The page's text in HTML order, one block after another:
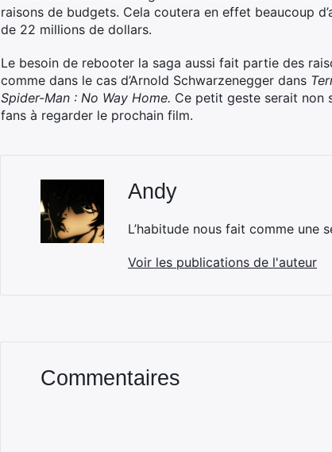
raisons de budgets. Cela coutera en effet beaucoup
de 22 millions de dollars.
Le besoin de rebooter la saga aussi fait partie des
comme dans le cas d’Arnold Schwarzenegger dans
Spider-Man : No Way Home. Ce petit geste serait non
fans à regarder le prochain film.
Andy
L’habitude nous fait comme une
Voir les publications de l'auteur
Commentaires